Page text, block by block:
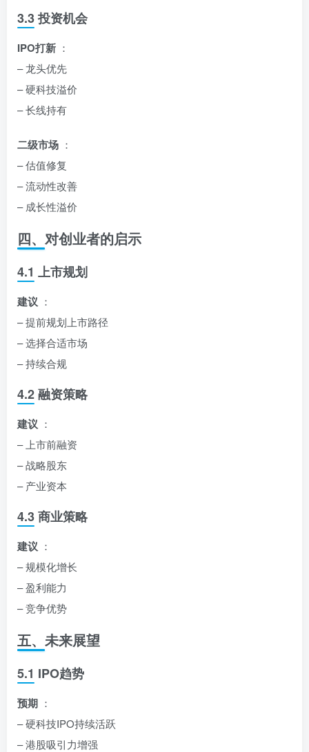
3.3 投资机会
IPO打新 ：
– 龙头优先
– 硬科技溢价
– 长线持有
二级市场 ：
– 估值修复
– 流动性改善
– 成长性溢价
四、对创业者的启示
4.1 上市规划
建议 ：
– 提前规划上市路径
– 选择合适市场
– 持续合规
4.2 融资策略
建议 ：
– 上市前融资
– 战略股东
– 产业资本
4.3 商业策略
建议 ：
– 规模化增长
– 盈利能力
– 竞争优势
五、未来展望
5.1 IPO趋势
预期 ：
– 硬科技IPO持续活跃
– 港股吸引力增强